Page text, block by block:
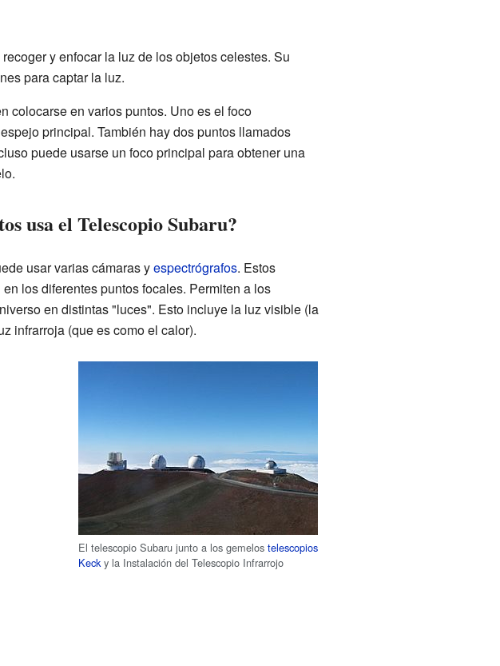
y enfocar la luz de los objetos celestes. Su
para captar la luz.
colocarse en varios puntos. Uno es el foco
principal. También hay dos puntos llamados
puede usarse un foco principal para obtener una
usa el Telescopio Subaru?
usar varias cámaras yespectrógrafos. Estos
los diferentes puntos focales. Permiten a los
en distintas "luces". Esto incluye la luz visible (la
infrarroja (que es como el calor).
El telescopio Subaru junto a los gemelostelescopios
Kecky la Instalación del Telescopio Infrarrojo